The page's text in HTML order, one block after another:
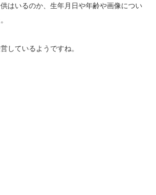
はいるのか、生年月日や年齢や画像につい
しているようですね。